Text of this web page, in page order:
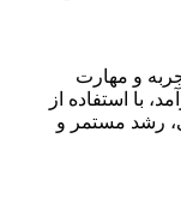
و مهارت
با استفاده از
رشد مستمر و